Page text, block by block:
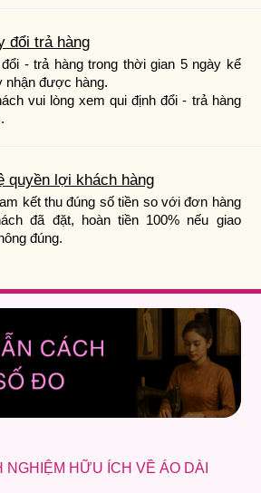
đổi trả hàng
- trả hàng trong thời gian 5 ngày kể
nhận được hàng.
vui lòng xem qui định đổi - trả hàng
quyền lợi khách hàng
kết thu đúng số tiền so với đơn hàng
đã đặt, hoàn tiền 100% nếu giao
đúng.
NGHIỆM HỮU ÍCH VỀ ÁO DÀI